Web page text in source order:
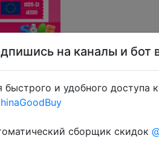
IFPTKLBD, IFPJKXOW,
на каналы и бот
быстрого и удобного доступа
сборщик скидок